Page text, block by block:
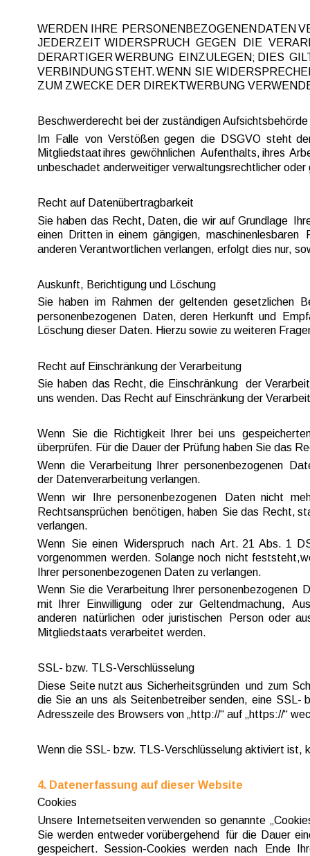
WERDEN IHRE PERSONENBEZOGENEN DATEN
JEDERZEIT WIDERSPRUCH GEGEN DIE
DERARTIGER WERBUNG EINZULEGEN; DIES
VERBINDUNG STEHT. WENN SIE
ZUM ZWECKE DER DIREKTWERBUNG
Beschwerderecht bei der zuständigen Aufsichtsbehörde
Im
Falle von Verstößen gegen die DSGVO steht
Mitgliedstaat ihres gewöhnlichen Aufenthalts, ihres
unbeschadet anderweitiger verwaltungsrechtlicher
Recht auf Daten­übertrag­barkeit
Sie haben das Recht, Daten, die wir auf Grundlage
einen
Dritten in einem gängigen, maschinenlesbaren
anderen Verantwortlichen verlangen, erfolgt dies nur,
Auskunft, Berichtigung und Löschung
Sie haben im Rahmen der geltenden gesetzlichen
personenbezogenen
Daten, deren Herkunft und
Löschung dieser Daten. Hierzu sowie zu weiteren
Recht auf Einschränkung der Verarbeitung
Sie haben das Recht, die Einschränkung der
uns wenden. Das Recht auf Einschränkung der
Wenn Sie die Richtigkeit Ihrer bei uns
überprüfen. Für die Dauer der Prüfung haben Sie das
Wenn die Verarbeitung Ihrer personenbezogenen
der Datenverarbeitung verlangen.
Wenn wir Ihre personenbezogenen Daten nicht
Rechtsansprüchen benötigen, haben Sie das Recht,
verlangen.
Wenn Sie einen Widerspruch nach Art. 21 Abs. 1
vorgenommen werden. Solange noch nicht feststeht,
Ihrer personenbezogenen Daten zu verlangen.
Wenn Sie die Verarbeitung Ihrer personenbezogenen
mit
Ihrer Einwilligung oder zur Geltendmachung,
anderen natürlichen oder juristischen Person oder
Mitgliedstaats verarbeitet werden.
SSL- bzw. TLS-Verschlüsselung
Diese Seite nutzt aus Sicherheitsgründen und zum
die Sie an uns als Seitenbetreiber senden, eine SSL-
Adresszeile des Browsers von „http://“ auf „https://“
Wenn die SSL- bzw. TLS-Verschlüsselung aktiviert ist,
4. Datenerfassung auf dieser Website
Cookies
Unsere
Internetseiten verwenden so genannte
Sie werden entweder vorübergehend für die Dauer
gespeichert. Session-Cookies werden nach Ende